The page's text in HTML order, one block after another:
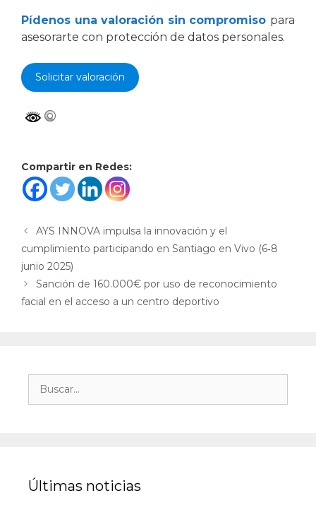
Pídenos una valoración sin compromiso para
asesorarte con protección de datos personales.
Solicitar valoración
Compartir en Redes:
AYS INNOVA impulsa la innovación y el
cumplimiento participando en Santiago en Vivo (6‑8
junio 2025)
Sanción de 160.000€ por uso de reconocimiento
facial en el acceso a un centro deportivo
Últimas noticias